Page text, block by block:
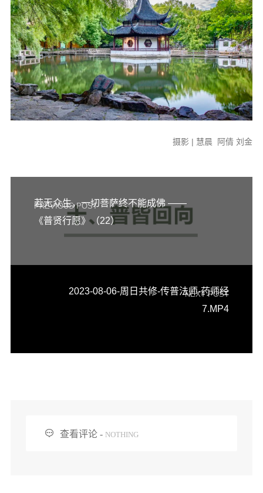
摄影 | 慧晨 阿倩 刘金
PREVIOUS POST
若无众生，一切菩萨终不能成佛 ——
《普贤行愿》（22）
NEXT POST
2023-08-06-周日共修-传普法师-药师经
7.MP4
 查看评论 - NOTHING